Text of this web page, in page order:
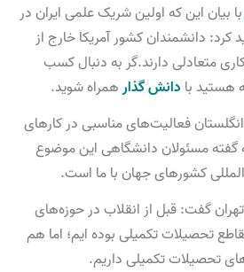
بیان این که اولین شریک علمی ایران در
کرد: دانشمندان کشور آمریکا خارج از
متعادلی دارند.گر به دنبال کسب
هستید بادانش گذارهمراه شوید.
فعالیت‌های مناسبی در کار‌های
گفته مسئولان دانشگاهی این موضوع
کشور‌های جهان با ما است.
گفت: قبل از انقلاب در حوزه‌های
تحصیلات تکمیلی بوده ایم؛ اما هم
تحصیلات تکمیلی داریم.